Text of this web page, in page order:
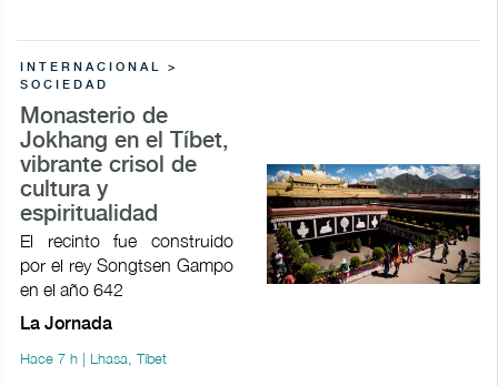
INTERNACIONAL >
SOCIEDAD
Monasterio de
Jokhang en el Tíbet,
vibrante crisol de
cultura y
espiritualidad
El recinto fue construido
por el rey Songtsen Gampo
en el año 642
La Jornada
Hace 7 h | Lhasa, Tíbet